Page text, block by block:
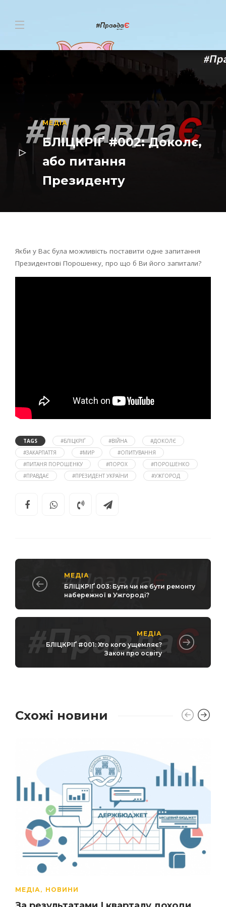
МЕДІА
БЛІЦКРІҐ #002: Доколє,
або питання
Президенту
Якби у Вас була можливість поставити одне запитання
Президентові Порошенку, про що б Ви його запитали?
TAGS #БЛІЦКРІҐ #ВІЙНА
#ДОКОЛЄ
#ЗАКАРПАТТЯ
#МИР
#ОПИТУВАННЯ
#ПИТАНЯ ПОРОШЕНКУ
#ПОРОХ
#ПОРОШЕНКО
#ПРАВДАЄ
#ПРЕЗИДЕНТ УКРАЇНИ #УЖГОРОД
МЕДІА
БЛІЦКРІҐ 003: Бути чи не бути ремонту
набережної в Ужгороді?
МЕДІА
БЛІЦКРІҐ #001: Хто кого ущемляє?
Закон про освіту
Схожі новини
МЕДІА , НОВИНИ